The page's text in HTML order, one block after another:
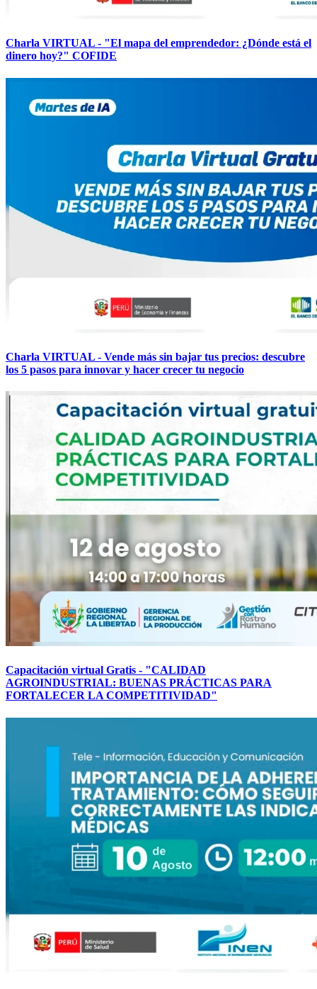
Charla VIRTUAL - "El mapa del emprendedor: ¿Dónde está el
dinero hoy?" COFIDE
Charla VIRTUAL - Vende más sin bajar tus precios: descubre
los 5 pasos para innovar y hacer crecer tu negocio
Capacitación virtual Gratis - "CALIDAD
AGROINDUSTRIAL: BUENAS PRÁCTICAS PARA
FORTALECER LA COMPETITIVIDAD"